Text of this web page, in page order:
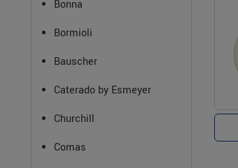
Bonna
Bormioli
Bauscher
Caterado by Esmeyer
Churchill
Comas